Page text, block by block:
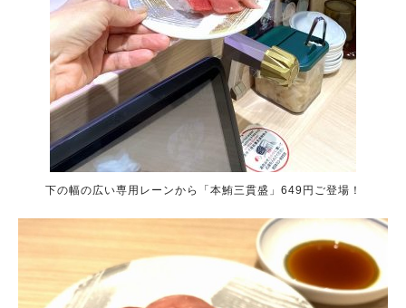
下の幅の広い専用レーンから「本鮪三貫盛」649円ご登場！